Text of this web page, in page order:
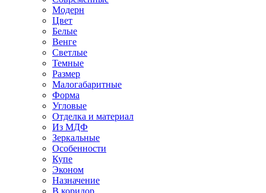
Модерн
Цвет
Белые
Венге
Светлые
Темные
Размер
Малогабаритные
Форма
Угловые
Отделка и материал
Из МДФ
Зеркальные
Особенности
Купе
Эконом
Назначение
В коридор